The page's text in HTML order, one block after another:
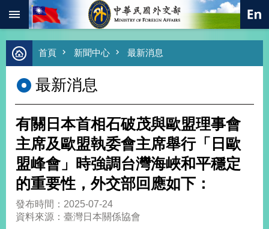
跳到主要內容區塊
進
階
尋
熱
總
合
外
交
價
首頁 新聞中心 最新消息
最新消息
有關日本首相石破茂與歐盟理事會
主席及歐盟執委會主席舉行「日歐
盟峰會」時強調台灣海峽和平穩定
的重要性，外交部回應如下：
發布時間：2025-07-24
資料來源：臺灣日本關係協會